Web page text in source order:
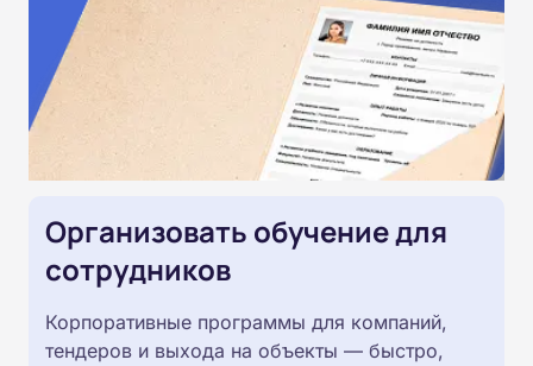
Организовать обучение для
сотрудников
Корпоративные программы для компаний,
тендеров и выхода на объекты — быстро,